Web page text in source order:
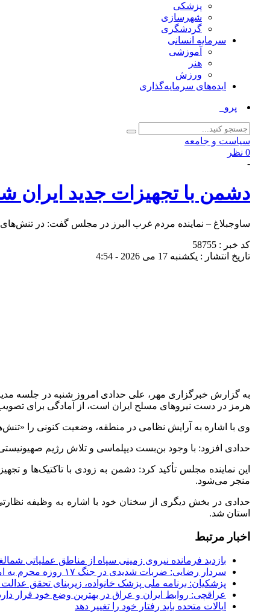
پزشکی
شهرسازی
گردشگری
سرمایه انسانی
آموزشی
هنر
ورزش
ایده‌های سرمایه‌گذاری
پرواز موفقیت‌آمیز _
سیاست و جامعه
0 نظر
-
دشمن با تجهیزات جدید
ساوجبلاغ – نماینده مردم غرب البرز در مجلس گفت: در
کد خبر : 58755
تاریخ انتشار : یکشنبه 17 می 2026 - 4:54
به گزارش خبرگزاری مهر، علی حدادی امروز شنبه در جلسه
هرمز در دست نیروهای مسلح ایران است، از آمادگی برای
وی با اشاره به آرایش نظامی در منطقه، وضعیت کنونی را
حدادی افزود: با وجود بن‌بست دیپلماسی و تلاش رژیم
این نماینده مجلس تأکید کرد: دشمن به زودی با تاکتیک‌ها و
منجر می‌شود.
حدادی در بخش دیگری از سخنان خود با اشاره به وظیفه
استان شد.
اخبار مرتبط
بازدید فرمانده نیروی زمینی سپاه از مناطق عملیاتی
سردار رضایی: ضربات شدیدی در جنگ ۱۷ روزه محرم به امریکا وارد کردیم
پزشکیان: برنامه ملی پزشک خانواده، زیربنای تحقق
عراقچی: روابط ایران و عراق در بهترین وضع خود قرار
ایالات متحده باید رفتار خود را تغییر دهد